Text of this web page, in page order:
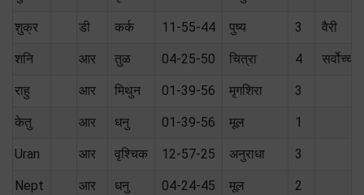
शुक्र डी कर्क 11-55-44 पुष्य 3 वैरी
शनि आर तुळ 04-25-50 चित्रा 4 सर्वोच्च
राहु आर मिथुन 01-39-56 मृगशिरा 3
केतु आर धनु 01-39-56 मूल 1
Uran आर वृश्चिक 12-57-25 अनुराधा 3
Nept आर धनु 04-24-45 मूल 2